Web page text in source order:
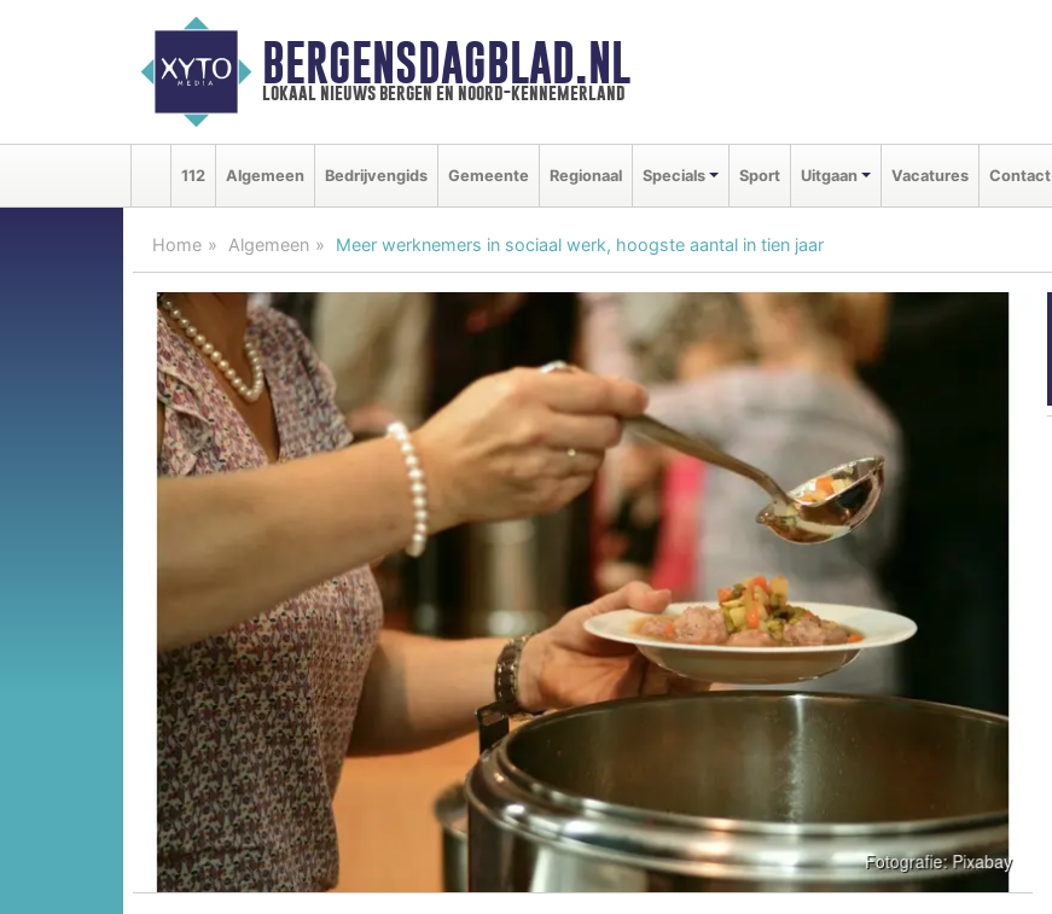
BERGENSDAGBLAD.NL
lokaal nieuws bergen en noord-kennemerland
112 Algemeen Bedrijvengids Gemeente Regionaal Specials Sport Uitgaan Vacatures Contact
Home Algemeen Meer werknemers in sociaal werk, hoogste aantal in tien jaar